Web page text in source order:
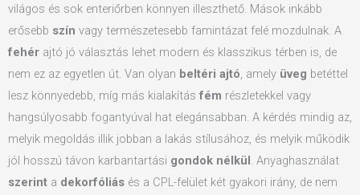
világos és sok enteriőrben könnyen illeszthető. Mások inkább
erősebb szín vagy természetesebb famintázat felé mozdulnak. A
fehér ajtó jó választás lehet modern és klasszikus térben is, de
nem ez az egyetlen út. Van olyan beltéri ajtó, amely üveg betéttel
lesz könnyedebb, míg más kialakítás fém részletekkel vagy
hangsúlyosabb fogantyúval hat elegánsabban. A kérdés mindig az,
melyik megoldás illik jobban a lakás stílusához, és melyik működik
jól hosszú távon karbantartási gondok nélkül. Anyaghasználat
szerint a dekorfóliás és a CPL-felület két gyakori irány, de nem